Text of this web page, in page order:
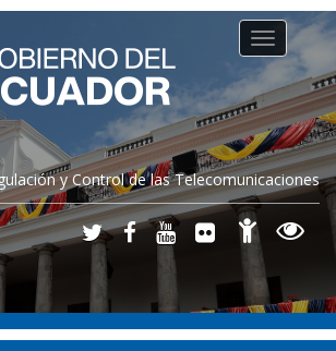
y Control de las Telecomunicaciones
Toggle
navigation